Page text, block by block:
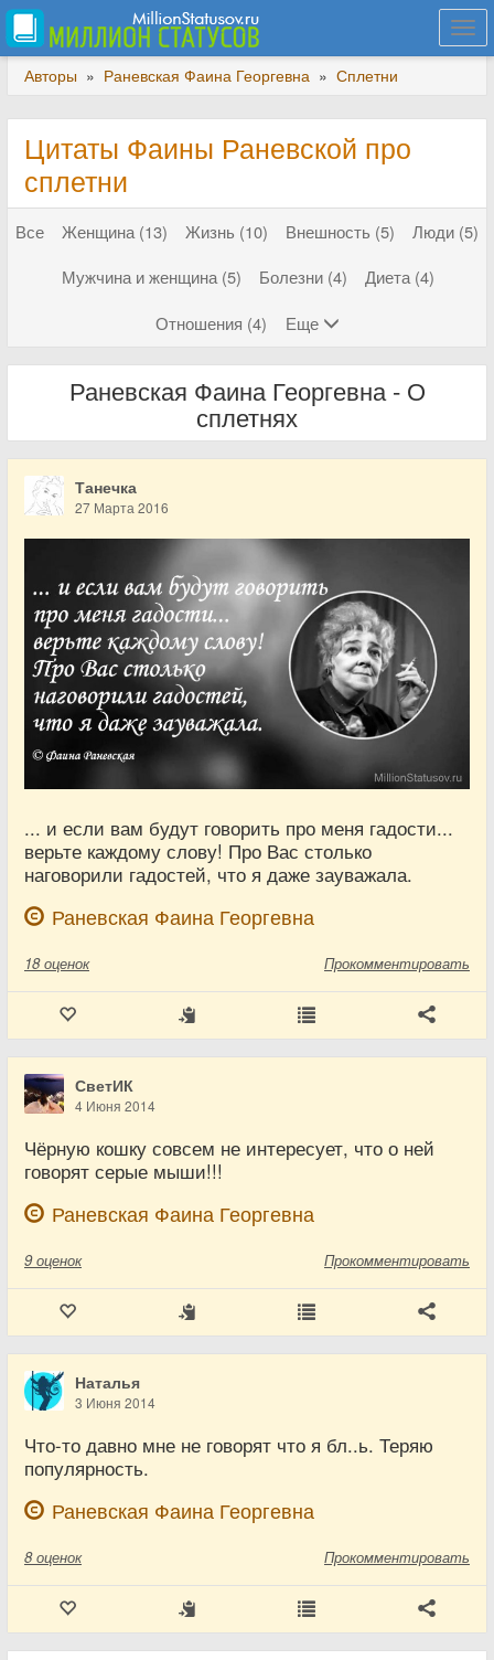
Авторы » Раневская Фаина Георгевна » Сплетни
Цитаты Фаины Раневской про
сплетни
Все Женщина (13) Жизнь (10) Внешность (5)
Люди (5)
Мужчина и женщина (5)
Болезни (4)
Диета (4)
Отношения (4)
Еще
Раневская Фаина Георгевна - О
сплетнях
Танечка
27 Марта 2016
... и если вам будут говорить про меня гадости...
верьте каждому слову! Про Вас столько
наговорили гадостей, что я даже зауважала.
Раневская Фаина Георгевна
18 оценок Прокомментировать
СветИК
4 Июня 2014
Чёрную кошку совсем не интересует, что о ней
говорят серые мыши!!!
Раневская Фаина Георгевна
9 оценок Прокомментировать
Наталья
3 Июня 2014
Что-то давно мне не говорят что я бл..ь. Теряю
популярность.
Раневская Фаина Георгевна
8 оценок Прокомментировать